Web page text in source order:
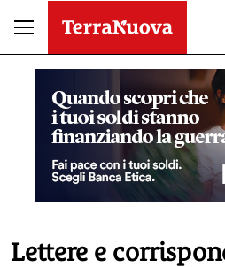
Lettere e